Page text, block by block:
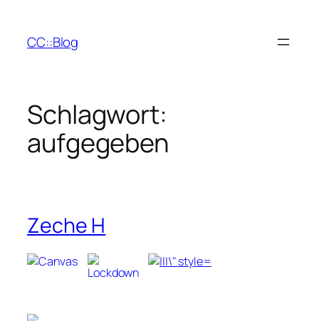
springen
CC::Blog
Schlagwort:
aufgegeben
Zeche H